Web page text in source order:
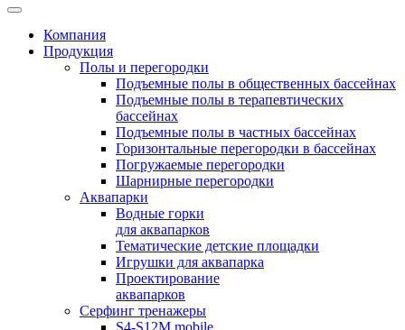
Компания
Продукция
Полы и перегородки
Подъемные полы в общественных бассейнах
Подъемные полы в терапевтических
бассейнах
Подъемные полы в частных бассейнах
Горизонтальные перегородки в бассейнах
Погружаемые перегородки
Шарнирные перегородки
Аквапарки
Водные горки
для аквапарков
Тематические детские площадки
Игрушки для аквапарка
Проектирование
аквапарков
Серфинг тренажеры
S4-S12M mobile